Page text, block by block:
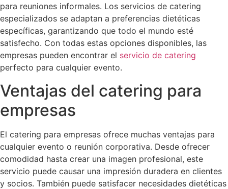
para reuniones informales. Los servicios de catering
especializados se adaptan a preferencias dietéticas
específicas, garantizando que todo el mundo esté
satisfecho. Con todas estas opciones disponibles, las
empresas pueden encontrar el servicio de catering
perfecto para cualquier evento.
Ventajas del catering para
empresas
El catering para empresas ofrece muchas ventajas para
cualquier evento o reunión corporativa. Desde ofrecer
comodidad hasta crear una imagen profesional, este
servicio puede causar una impresión duradera en clientes
y socios. También puede satisfacer necesidades dietéticas